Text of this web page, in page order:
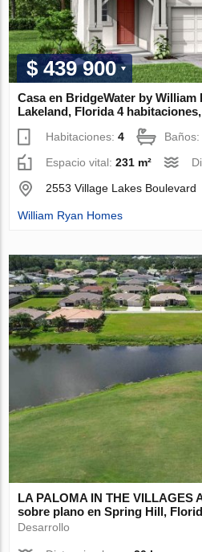
$ 439 900
Casa en BridgeWater by William
Lakeland, Florida 4
Habitaciones:4
Espacio vital:231 m²
2553 Village Lakes Boulevard
William Ryan Homes
LA PALOMA IN THE VILLAGES
sobre plano en Spring Hill,
Desarrollo